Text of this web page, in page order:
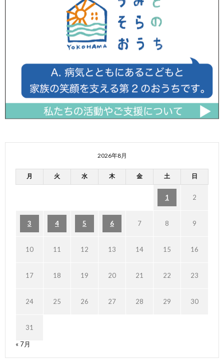
2026年8月
月 火 水 木 金 土 日
1 2
3 4 5 6 7 8 9
10 11 12 13 14 15 16
17 18 19 20 21 22 23
24 25 26 27 28 29 30
31
« 7月